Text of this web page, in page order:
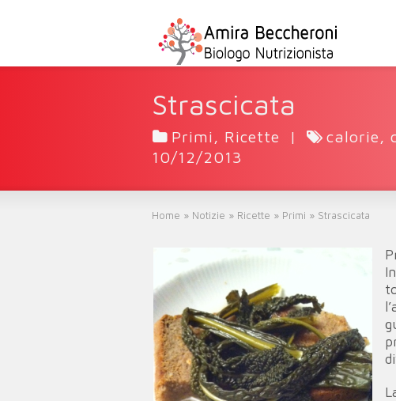
Strascicata
Primi , Ricette | calorie,
10/12/2013
Home » Notizie » Ricette » Primi » Strascicata